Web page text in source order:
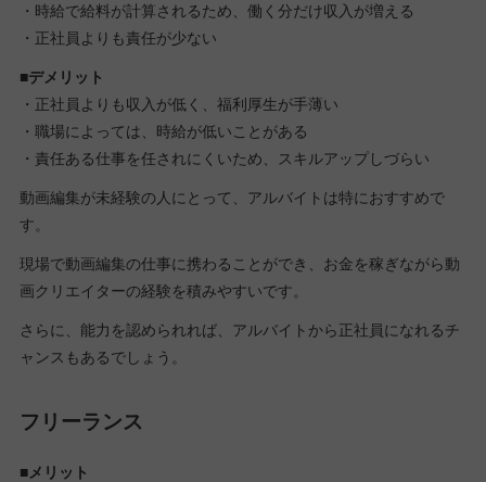
・時給で給料が計算されるため、働く分だけ収入が増える
・正社員よりも責任が少ない
■デメリット
・正社員よりも収入が低く、福利厚生が手薄い
・職場によっては、時給が低いことがある
・責任ある仕事を任されにくいため、スキルアップしづらい
動画編集が未経験の人にとって、アルバイトは特におすすめで
す。
現場で動画編集の仕事に携わることができ、お金を稼ぎながら動
画クリエイターの経験を積みやすいです。
さらに、能力を認められれば、アルバイトから正社員になれるチ
ャンスもあるでしょう。
フリーランス
■メリット